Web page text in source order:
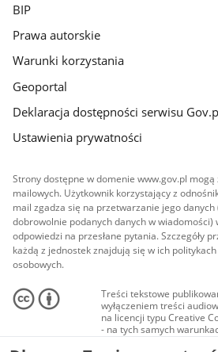
BIP
Prawa autorskie
Warunki korzystania
Geoportal
Deklaracja dostępności serwisu
Ustawienia prywatności
Strony dostępne w domenie www.gov.pl
mailowych. Użytkownik korzystający z
mail zgadza się na przetwarzanie jego
dobrowolnie podanych danych w wiadomości)
odpowiedzi na przesłane pytania. Szczegóły
każdą z jednostek znajdują się w ich
osobowych.
Treści tekstowe
wyłączeniem treści
na licencji typu Creative
- na tych samych
Materiały audiowizualne,